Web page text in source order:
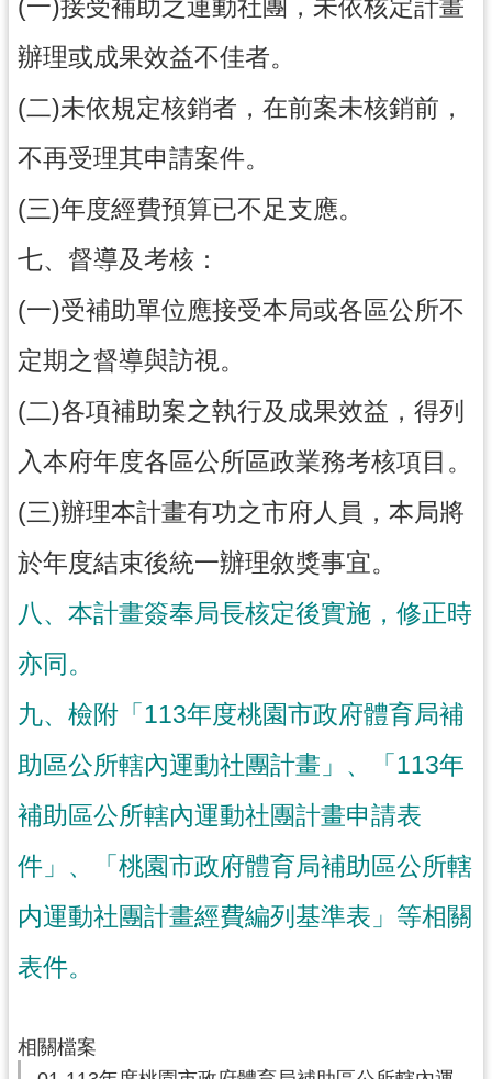
(一)接受補助之運動社團，未依核定計畫
辦理或成果效益不佳者。
(二)未依規定核銷者，在前案未核銷前，
不再受理其申請案件。
(三)年度經費預算已不足支應。
七、督導及考核：
(一)受補助單位應接受本局或各區公所不
定期之督導與訪視。
(二)各項補助案之執行及成果效益，得列
入本府年度各區公所區政業務考核項目。
(三)辦理本計畫有功之市府人員，本局將
於年度結束後統一辦理敘獎事宜。
八、本計畫簽奉局長核定後實施，修正時
亦同。
九、檢附「113年度桃園市政府體育局補
助區公所轄內運動社團計畫」、「113年
補助區公所轄內運動社團計畫申請表
件」、「桃園市政府體育局補助區公所轄
内運動社團計畫經費編列基準表」等相關
表件。
相關檔案